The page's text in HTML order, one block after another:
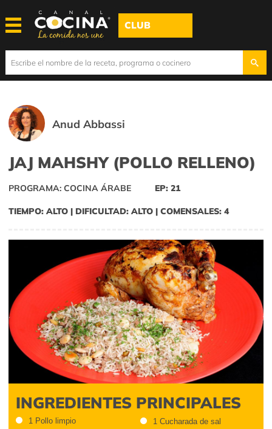
CLUB
Anud Abbassi
JAJ MAHSHY (POLLO RELLENO)
PROGRAMA: COCINA ÁRABE EP: 21
TIEMPO: ALTO | DIFICULTAD: ALTO | COMENSALES: 4
INGREDIENTES PRINCIPALES
1 Pollo limpio
1 Cucharada de sal